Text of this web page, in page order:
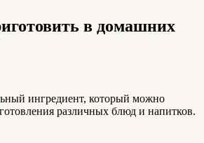
в домашних
ингредиент, который можно
различных блюд и напитков.